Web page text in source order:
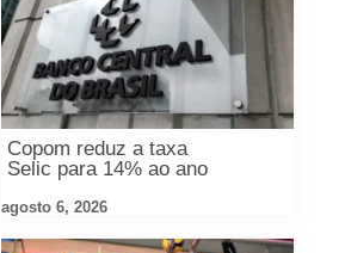
Copom reduz a taxa
Selic para 14% ao ano
agosto 6, 2026